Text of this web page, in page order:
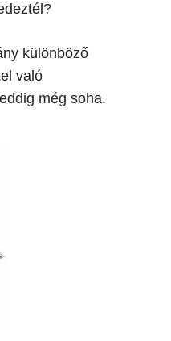
különböző
való
még soha.